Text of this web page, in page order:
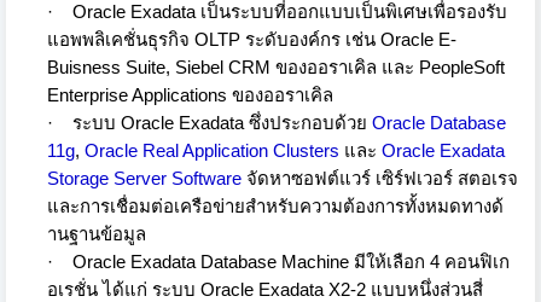
·
Oracle Exadata เป็นระบบที่ออกแบบเป็นพิเศษเพื่อรองรับ
แอพพลิเคชั่นธุรกิจ OLTP ระดับองค์กร เช่น Oracle E-
Buisness Suite, Siebel CRM ของออราเคิล และ PeopleSoft
Enterprise Applications ของออราเคิล
·
ระบบ Oracle Exadata ซึ่งประกอบด้วย Oracle Database
11g, Oracle Real Application Clusters และ Oracle Exadata
Storage Server Software จัดหาซอฟต์แวร์ เซิร์ฟเวอร์ สตอเรจ
และการเชื่อมต่อเครือข่ายสำหรับความต้องการทั้งหมดทางด้
านฐานข้อมูล
·
Oracle Exadata Database Machine มีให้เลือก 4 คอนฟิเก
อเรชั่น ได้แก่ ระบบ Oracle Exadata X2-2 แบบหนึ่งส่วนสี่